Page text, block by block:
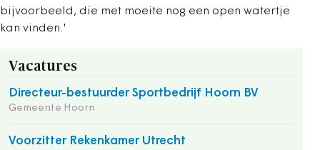
bijvoorbeeld, die met moeite nog een open watertje
kan vinden.'
Vacatures
Directeur-bestuurder Sportbedrijf Hoorn BV
Gemeente Hoorn
Voorzitter Rekenkamer Utrecht